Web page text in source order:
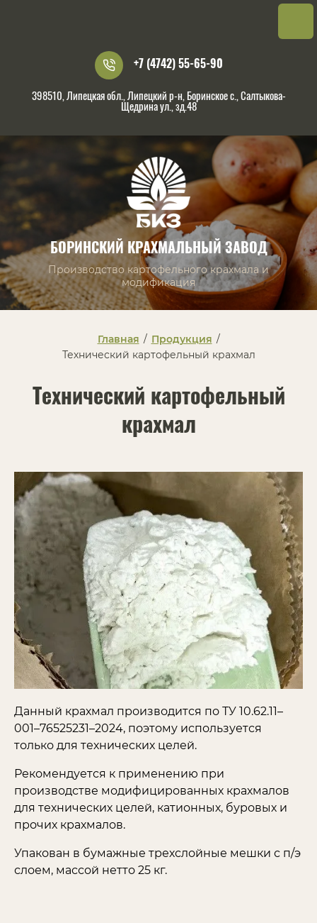
398510, Липецкая обл., Липецкий р-н, Боринское с., Салтыкова-
Щедрина ул., зд.48
+7 (4742) 55-65-90
БОРИНСКИЙ КРАХМАЛЬНЫЙ ЗАВОД
Производство картофельного крахмала и
модификация
Главная / Продукция /
Технический картофельный крахмал
Технический картофельный
крахмал
Данный крахмал производится по ТУ 10.62.11–
001–76525231–2024, поэтому используется
только для технических целей.
Рекомендуется к применению при
производстве модифицированных крахмалов
для технических целей, катионных, буровых и
прочих крахмалов.
Упакован в бумажные трехслойные мешки с п/э
слоем, массой нетто 25 кг.